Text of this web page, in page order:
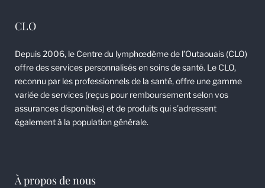
CLO
Depuis 2006, le Centre du lymphœdème de l’Outaouais (CLO)
offre des services personnalisés en soins de santé. Le CLO,
reconnu par les professionnels de la santé, offre une gamme
variée de services (reçus pour remboursement selon vos
assurances disponibles) et de produits qui s’adressent
également à la population générale.
À propos de nous